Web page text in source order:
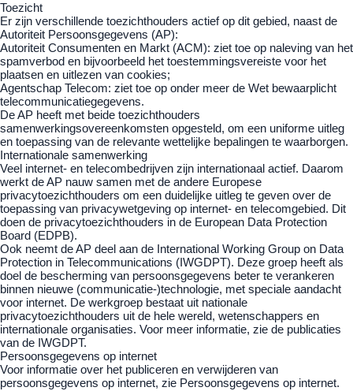
Toezicht
Er zijn verschillende toezichthouders actief op dit gebied, naast de
Autoriteit Persoonsgegevens (AP):
Autoriteit Consumenten en Markt (ACM): ziet toe op naleving van het
spamverbod en bijvoorbeeld het toestemmingsvereiste voor het
plaatsen en uitlezen van cookies;
Agentschap Telecom: ziet toe op onder meer de Wet bewaarplicht
telecommunicatiegegevens.
De AP heeft met beide toezichthouders
samenwerkingsovereenkomsten opgesteld, om een uniforme uitleg
en toepassing van de relevante wettelijke bepalingen te waarborgen.
Internationale samenwerking
Veel internet- en telecombedrijven zijn internationaal actief. Daarom
werkt de AP nauw samen met de andere Europese
privacytoezichthouders om een duidelijke uitleg te geven over de
toepassing van privacywetgeving op internet- en telecomgebied. Dit
doen de privacytoezichthouders in de European Data Protection
Board (EDPB).
Ook neemt de AP deel aan de International Working Group on Data
Protection in Telecommunications (IWGDPT). Deze groep heeft als
doel de bescherming van persoonsgegevens beter te verankeren
binnen nieuwe (communicatie-)technologie, met speciale aandacht
voor internet. De werkgroep bestaat uit nationale
privacytoezichthouders uit de hele wereld, wetenschappers en
internationale organisaties. Voor meer informatie, zie de publicaties
van de IWGDPT.
Persoonsgegevens op internet
Voor informatie over het publiceren en verwijderen van
persoonsgegevens op internet, zie Persoonsgegevens op internet.